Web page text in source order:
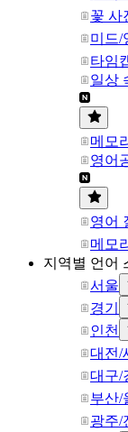
꽃 사
미드/
타임
일상
메모
영어
영어
메모
지역별 언어
서울
경기
인천
대전/
대구/
부산/
광주/